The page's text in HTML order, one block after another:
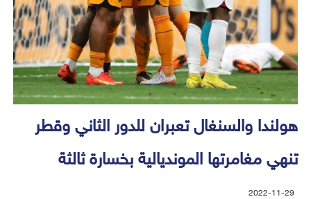
هولندا والسنغال تعبران للدور الثاني وقطر
تنهي مغامرتها المونديالية بخسارة ثالثة
2022-11-29